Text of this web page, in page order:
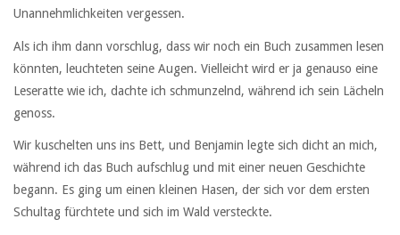
Unannehmlichkeiten vergessen.
Als ich ihm dann vorschlug, dass wir noch ein Buch zusammen lesen
könnten, leuchteten seine Augen. Vielleicht wird er ja genauso eine
Leseratte wie ich, dachte ich schmunzelnd, während ich sein Lächeln
genoss.
Wir kuschelten uns ins Bett, und Benjamin legte sich dicht an mich,
während ich das Buch aufschlug und mit einer neuen Geschichte
begann. Es ging um einen kleinen Hasen, der sich vor dem ersten
Schultag fürchtete und sich im Wald versteckte.